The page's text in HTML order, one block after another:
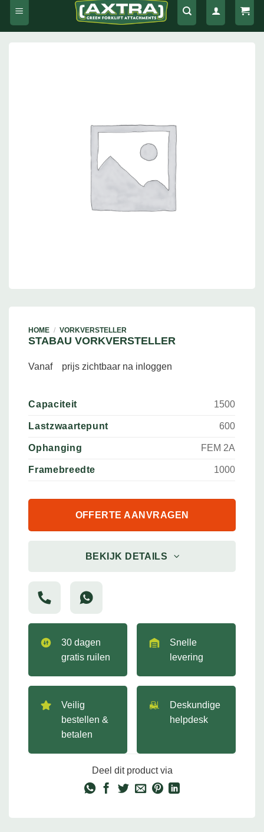
HOME / VORKVERSTELLER
STABAU VORKVERSTELLER
Vanaf prijs zichtbaar na inloggen
Capaciteit 1500
Lastzwaartepunt 600
Ophanging FEM 2A
Framebreedte 1000
OFFERTE AANVRAGEN
BEKIJK DETAILS
30 dagen
gratis ruilen
Snelle
levering
Veilig
bestellen &
betalen
Deskundige
helpdesk
Deel dit product via